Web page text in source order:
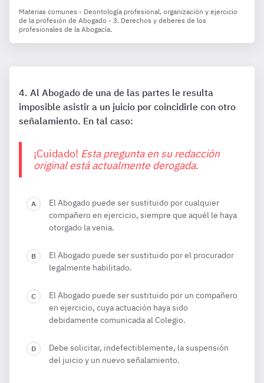
Materias comunes - Deontología profesional, organización y ejercicio
de la profesión de Abogado - 3. Derechos y deberes de los
profesionales de la Abogacía.
Al Abogado de una de las partes le resulta
imposible asistir a un juicio por coincidirle con otro
señalamiento. En tal caso:
¡Cuidado! Esta pregunta en su redacción
original está actualmente derogada.
El Abogado puede ser sustituido por cualquier
compañero en ejercicio, siempre que aquél le haya
otorgado la venia.
El Abogado puede ser sustituido por el procurador
legalmente habilitado.
El Abogado puede ser sustituido por un compañero
en ejercicio, cuya actuación haya sido
debidamente comunicada al Colegio.
Debe solicitar, indefectiblemente, la suspensión
del juicio y un nuevo señalamiento.